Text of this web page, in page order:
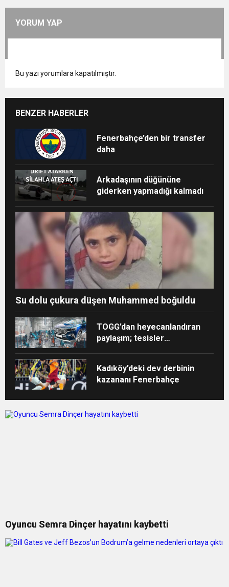
YORUM YAP
Bu yazı yorumlara kapatılmıştır.
BENZER HABERLER
Fenerbahçe’den bir transfer
daha
Arkadaşının düğününe
giderken yapmadığı kalmadı
Su dolu çukura düşen Muhammed boğuldu
TOGG’dan heyecanlandıran
paylaşım; tesisler
Kadıköy’deki dev derbinin
kazananı Fenerbahçe
Oyuncu Semra Dinçer hayatını kaybetti